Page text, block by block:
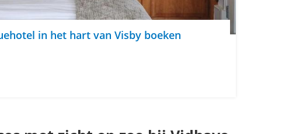
in het hart van Visby boeken